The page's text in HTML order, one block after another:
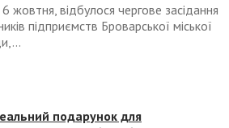
6 жовтня, відбулося чергове засідання
підприємств Броварської міської
подарунок для